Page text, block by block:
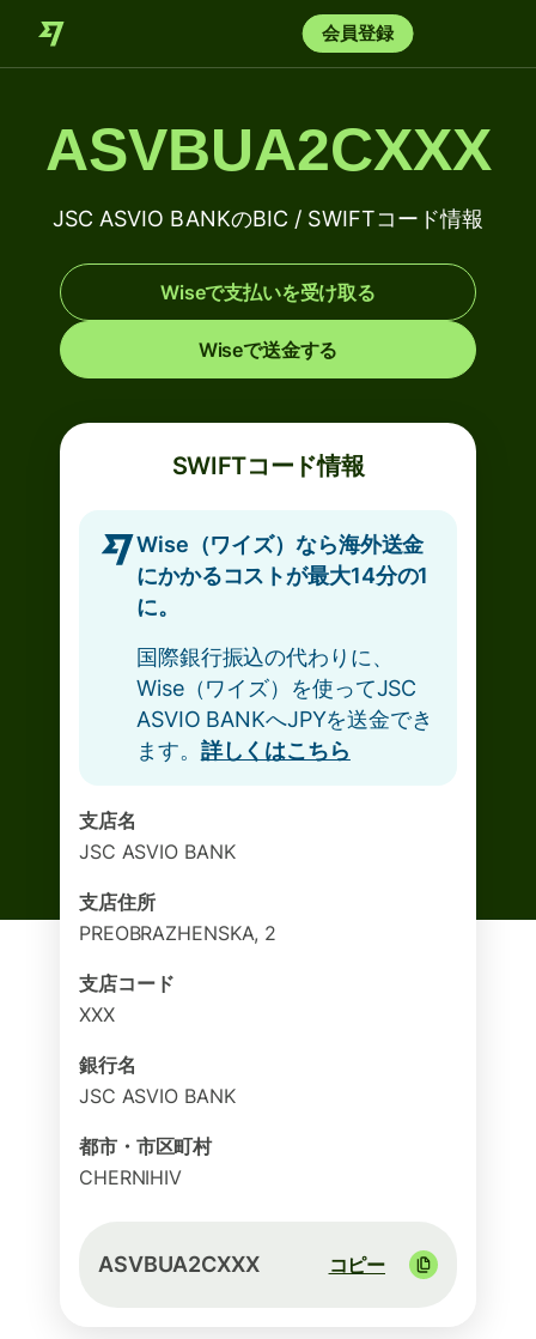
会員登録
ASVBUA2CXXX
JSC ASVIO BANKのBIC / SWIFTコード情報
Wiseで支払いを受け取る
Wiseで送金する
SWIFTコード情報
Wise（ワイズ）なら海外送金
にかかるコストが最大14分の1
に。
国際銀行振込の代わりに、
Wise（ワイズ）を使ってJSC
ASVIO BANKへJPYを送金でき
ます。 詳しくはこちら
支店名
JSC ASVIO BANK
支店住所
PREOBRAZHENSKA, 2
支店コード
XXX
銀行名
JSC ASVIO BANK
都市・市区町村
CHERNIHIV
ASVBUA2CXXX コピー